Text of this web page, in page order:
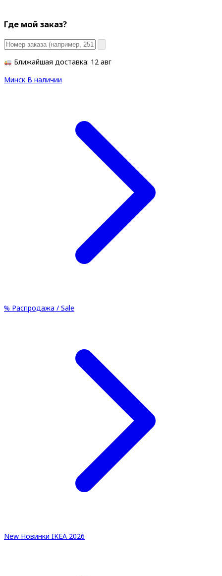
Где мой заказ?
Ближайшая доставка: 12 авг
Минск В наличии
% Распродажа / Sale
New Новинки IKEA 2026